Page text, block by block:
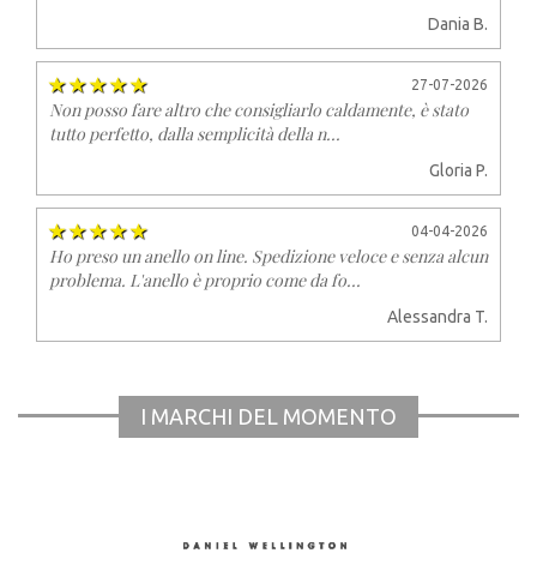
Dania B.
27-07-2026
Non posso fare altro che consigliarlo caldamente, è stato
tutto perfetto, dalla semplicità della n...
Gloria P.
04-04-2026
Ho preso un anello on line. Spedizione veloce e senza alcun
problema. L'anello è proprio come da fo...
Alessandra T.
I MARCHI DEL MOMENTO